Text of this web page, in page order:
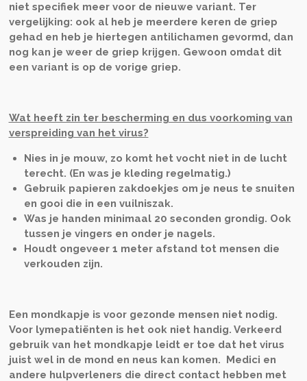
niet specifiek meer voor de nieuwe variant. Ter
vergelijking: ook al heb je meerdere keren de griep
gehad en heb je hiertegen antilichamen gevormd, dan
nog kan je weer de griep krijgen. Gewoon omdat dit
een variant is op de vorige griep.
Wat heeft zin ter bescherming en dus voorkoming van
verspreiding van het virus?
Nies in je mouw, zo komt het vocht niet in de lucht
terecht. (En was je kleding regelmatig.)
Gebruik papieren zakdoekjes om je neus te snuiten
en gooi die in een vuilniszak.
Was je handen minimaal 20 seconden grondig. Ook
tussen je vingers en onder je nagels.
Houdt ongeveer 1 meter afstand tot mensen die
verkouden zijn.
Een mondkapje is voor gezonde mensen niet nodig.
Voor lymepatiënten is het ook niet handig. Verkeerd
gebruik van het mondkapje leidt er toe dat het virus
juist wel in de mond en neus kan komen. Medici en
andere hulpverleners die direct contact hebben met